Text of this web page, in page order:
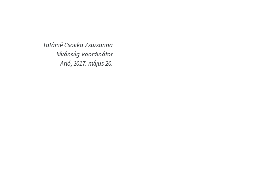
Tatárné Csonka Zsuzsanna
kívánság-koordinátor
Arló, 2017. május 20.